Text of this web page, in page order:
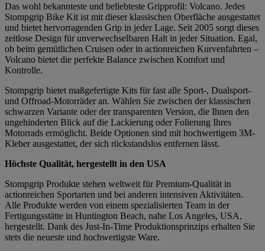
Das wohl bekannteste und beliebteste Gripprofil: Volcano. Jedes
Stompgrip Bike Kit ist mit dieser klassischen Oberfläche ausgestattet
und bietet hervorragenden Grip in jeder Lage. Seit 2005 sorgt dieses
zeitlose Design für unverwechselbaren Halt in jeder Situation. Egal,
ob beim gemütlichen Cruisen oder in actionreichen Kurvenfahrten –
Volcano bietet die perfekte Balance zwischen Komfort und
Kontrolle.
Stompgrip bietet maßgefertigte Kits für fast alle Sport-, Dualsport-
und Offroad-Motorräder an. Wählen Sie zwischen der klassischen
schwarzen Variante oder der transparenten Version, die Ihnen den
ungehinderten Blick auf die Lackierung oder Folierung Ihres
Motorrads ermöglicht. Beide Optionen sind mit hochwertigem 3M-
Kleber ausgestattet, der sich rückstandslos entfernen lässt.
Höchste Qualität, hergestellt in den USA
Stompgrip Produkte stehen weltweit für Premium-Qualität in
actionreichen Sportarten und bei anderen intensiven Aktivitäten.
Alle Produkte werden von einem spezialisierten Team in der
Fertigungsstätte in Huntington Beach, nahe Los Angeles, USA,
hergestellt. Dank des Just-In-Time Produktionsprinzips erhalten Sie
stets die neueste und hochwertigste Ware.